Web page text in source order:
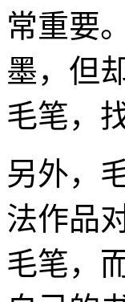
常重要
墨，但
毛笔，
另外，
法作品
毛笔，